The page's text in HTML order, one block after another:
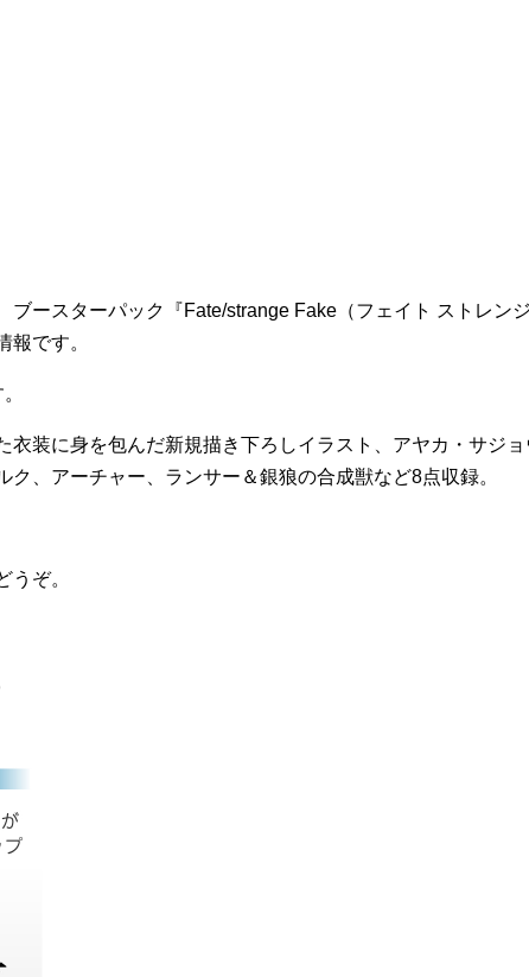
ースターパック『Fate/strange Fake（フェイト ストレン
報です。
衣装に身を包んだ新規描き下ろしイラスト、アヤカ・サジョ
ク、アーチャー、ランサー＆銀狼の合成獣など8点収録。
うぞ。